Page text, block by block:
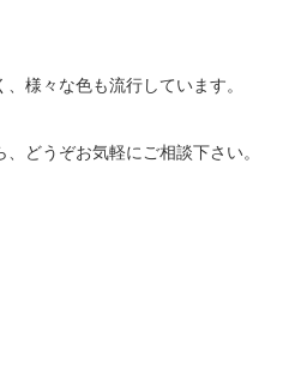
様々な色も流行しています。
どうぞお気軽にご相談下さい。